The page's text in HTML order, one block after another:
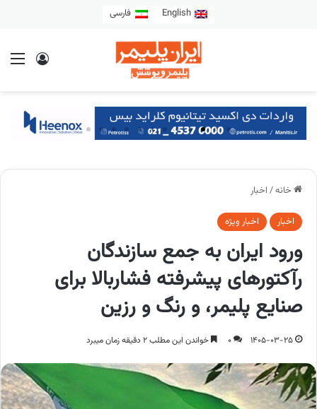
English فارسی
خانه/ اخبار
اخبار اخبار ویژه
ورود ایران به جمع سازندگان
رآکتورهای پیشرفته فشاربالا برای
صنایع پلیمر، و رنگ و رزین
1405-03-25
0 خواندن این مطلب 2 دقیقه زمان میبرد